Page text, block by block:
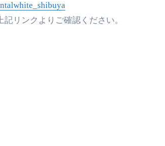
記リンクよりご確認ください。